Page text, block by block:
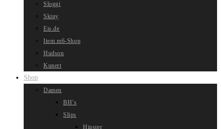
Sloggi
Skiny
Eis.de
Item m6-Shop
Hudson
Kunert
Shop
Damen
BH’s
Slips
Hipster